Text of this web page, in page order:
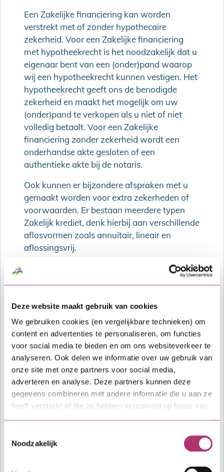
Deze website maakt gebruik van cookies
We gebruiken cookies (en vergelijkbare technieken) om
content en advertenties te personaliseren, om functies
voor social media te bieden en om ons websiteverkeer te
analyseren. Ook delen we informatie over uw gebruik van
onze site met onze partners voor social media,
adverteren en analyse. Deze partners kunnen deze
gegevens combineren met andere informatie die u aan ze
heeft verstrekt of die ze hebben verzameld op basis van
Noodzakelijk
Een Zakelijke financiering kan worden
verstrekt met of zonder hypothecaire
zekerheid. Voor een Zakelijke financiering
met hypotheekrecht is het noodzakelijk dat u
eigenaar bent van een (onder)pand waarop
wij een hypotheekrecht kunnen vestigen. Het
hypotheekrecht geeft ons de benodigde
zekerheid en maakt het mogelijk om uw
(onder)pand te verkopen als u niet of niet
volledig betaalt. Voor een Zakelijke
financiering zonder zekerheid wordt een
onderhandse akte gesloten of een
authentieke akte bij de notaris.
Ook kunnen er bijzondere afspraken met u
gemaakt worden voor extra zekerheden of
voorwaarden. Er bestaan meerdere typen
Zakelijk krediet, denk hierbij aan verschillende
aflosvormen zoals annuïtair, lineair en
aflossingsvrij.
Algemene Bepalingen
Zakelijk.
Kosten
Afsluitkosten: 1% over de hoofdsom van
de lening met een minimum van €
1.500,- en een maximum van € 7.500,-.
Deze worden ingehouden op de SVn
Zakelijke lening.
Overige kosten, zoals kosten voor
financieel advies, taxatie en notaris.
Vragen?
Heb je algemene vragen over het
contact opnemen met SVn. Voor vragen over